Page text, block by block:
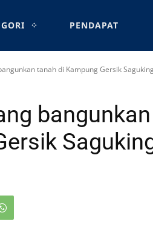
PENDAPAT
tanah di Kampung Gersik